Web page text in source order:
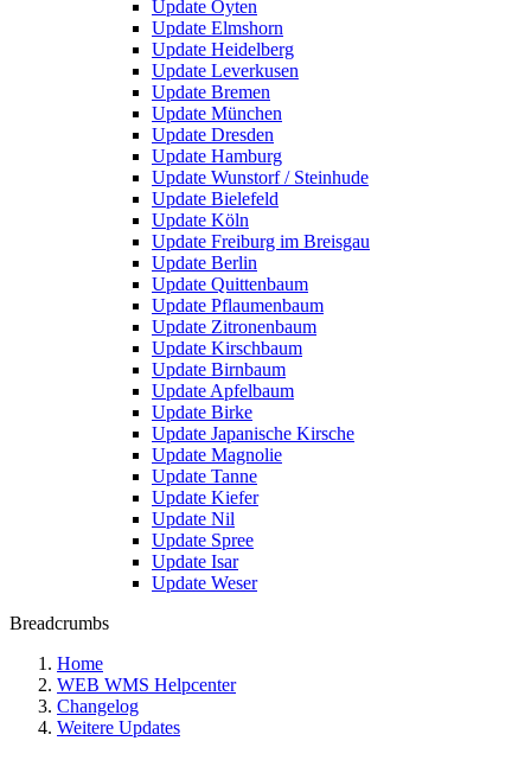
Update Oyten
Update Elmshorn
Update Heidelberg
Update Leverkusen
Update Bremen
Update München
Update Dresden
Update Hamburg
Update Wunstorf / Steinhude
Update Bielefeld
Update Köln
Update Freiburg im Breisgau
Update Berlin
Update Quittenbaum
Update Pflaumenbaum
Update Zitronenbaum
Update Kirschbaum
Update Birnbaum
Update Apfelbaum
Update Birke
Update Japanische Kirsche
Update Magnolie
Update Tanne
Update Kiefer
Update Nil
Update Spree
Update Isar
Update Weser
Breadcrumbs
Home
WEB WMS Helpcenter
Changelog
Weitere Updates